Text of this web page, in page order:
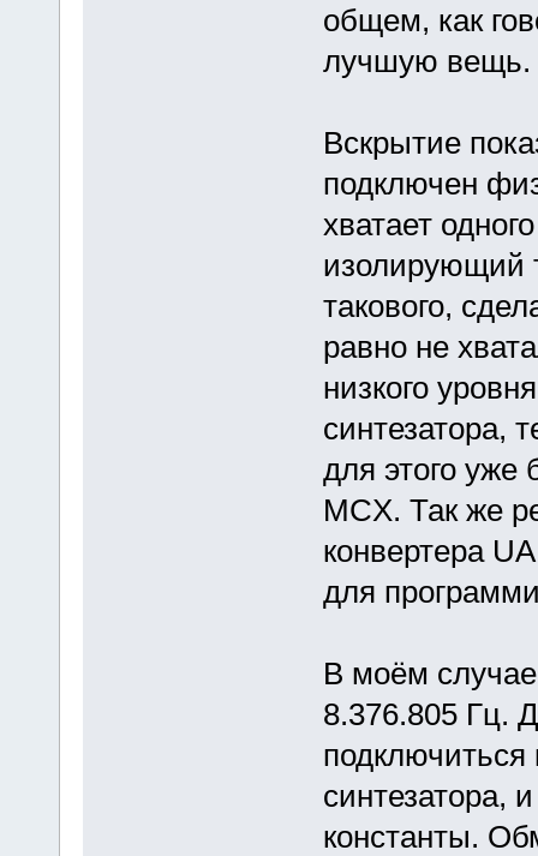
общем, как
лучшую вещь.
Вскрытие
подключен
хватает
изолирующий
такового,
равно не
низкого
синтезатора,
для этого уже
MCX. Так же
конвертера
для
В моём
8.376.805 Гц.
подключиться
синтезатора,
константы.